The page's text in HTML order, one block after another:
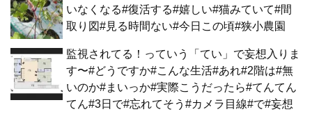
いなくなる#復活する#嬉しい#猫みていて#間
取り図#見る時間ない#今日この頃#狭小農園
監視されてる！っていう「てい」で妄想入りま
す〜#どうですか#こんな生活#あれ#2階は#無
いのか#まいっか#実際こうだったら#てんてん
てん#3日で#忘れてそう#カメラ目線#で#妄想